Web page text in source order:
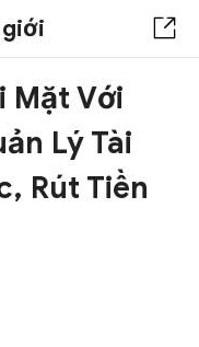
Mặt Với
Lý Tài
Rút Tiền